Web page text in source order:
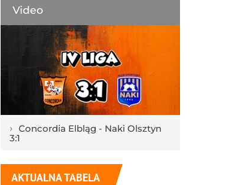
Video
› Concordia Elbląg - Naki Olsztyn
3:1
AKTUALNA TABELA